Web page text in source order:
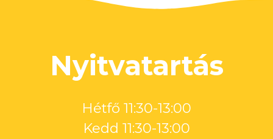
Nyitvatartás
Hétfő 11:30-13:00
Kedd 11:30-13:00